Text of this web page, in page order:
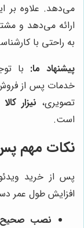
می‌دهد. علاوه بر
ارائه می‌دهد و
به راحتی با
پیشنهاد ما: با
خدمات پس از
تصویری، نیزار کالا
است.
نکات مهم پس
پس از خرید
افزایش طول عمر
نصب